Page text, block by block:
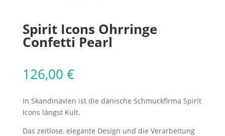
Spirit Icons Ohrringe
Confetti Pearl
126,00 €
In Skandinavien ist die dänische Schmuckfirma Spirit
Icons längst Kult.
Das zeitlose, elegante Design und die Verarbeitung